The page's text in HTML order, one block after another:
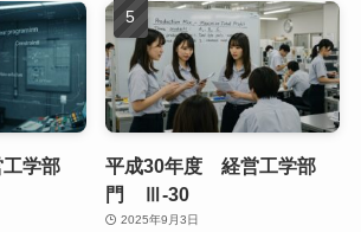
学部
平成30年度 経営工学部
門 Ⅲ-30
2025年9月3日